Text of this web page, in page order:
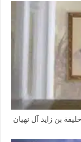
بن زايد آل نهيان